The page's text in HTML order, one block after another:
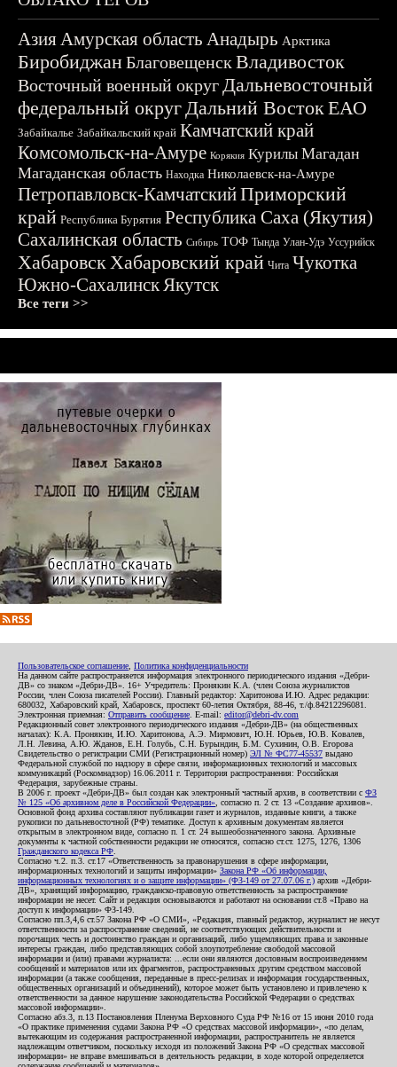
АзияАмурская область Анадырь Арктика
БиробиджанБлаговещенскВладивосток
Восточный военный округДальневосточный
федеральный округДальний ВостокЕАО
Забайкалье Забайкальский край Камчатский край
Комсомольск-на-Амуре Корякия Курилы Магадан
Магаданская область Находка Николаевск-на-Амуре
Петропавловск-КамчатскийПриморский
край Республика Бурятия Республика Саха (Якутия)
Сахалинская область Сибирь ТОФ Тында Улан-Удэ Уссурийск
ХабаровскХабаровский край Чита Чукотка
Южно-СахалинскЯкутск
Все теги >>
Пользовательское соглашение Политика конфиденциальности
На данном сайте распространяется информация электронного периодического издания «Дебри-
ДВ» со знаком «Дебри-ДВ». 16+ Учредитель: Пронякин К.А. (член Союза журналистов
России, член Союза писателей России). Главный редактор: Харитонова И.Ю. Адрес редакции:
680032, Хабаровский край, Хабаровск, проспект 60-летия Октября, 88-46, т./ф.84212296081.
Электронная приемная: Отправить сообщение . E-mail: editor@debri-dv.com
Редакционный совет электронного периодического издания «Дебри-ДВ» (на общественных
началах): К.А. Пронякин, И.Ю. Харитонова, А.Э. Мирмович, Ю.Н. Юрьев, Ю.В. Ковалев,
Л.Н. Левина, А.Ю. Жданов, Е.Н. Голубь, С.Н. Бурындин, Б.М. Сухинин, О.В. Егорова
Свидетельство о регистрации СМИ (Регистрационный номер) ЭЛ № ФС77-45537 выдано
Федеральной службой по надзору в сфере связи, информационных технологий и массовых
коммуникаций (Роскомнадзор) 16.06.2011 г. Территория распространения: Российская
Федерация, зарубежные страны.
В 2006 г. проект «Дебри-ДВ» был создан как электронный частный архив, в соответствии с ФЗ
№ 125 «Об архивном деле в Российской Федерации» , согласно п. 2 ст. 13 «Создание архивов».
Основной фонд архива составляют публикации газет и журналов, изданные книги, а также
рукописи по дальневосточной (РФ) тематике. Доступ к архивным документам является
открытым в электронном виде, согласно п. 1 ст. 24 вышеобозначенного закона. Архивные
документы к частной собственности редакции не относятся, согласно ст.ст. 1275, 1276, 1306
Гражданского кодекса РФ
Согласно ч.2. п.3. ст.17 «Ответственность за правонарушения в сфере информации,
информационных технологий и защиты информации» Закона РФ «Об информации,
информационных технологиях и о защите информации» (ФЗ-149 от 27.07.06 г.) архив «Дебри-
ДВ», хранящий информацию, гражданско-правовую ответственность за распространение
информации не несет. Сайт и редакция основываются и работают на основании ст.8 «Право на
доступ к информации» ФЗ-149.
Согласно пп.3,4,6 ст.57 Закона РФ «О СМИ», «Редакция, главный редактор, журналист не несут
ответственности за распространение сведений, не соответствующих действительности и
порочащих честь и достоинство граждан и организаций, либо ущемляющих права и законные
интересы граждан, либо представляющих собой злоупотребление свободой массовой
информации и (или) правами журналиста: ...если они являются дословным воспроизведением
сообщений и материалов или их фрагментов, распространенных другим средством массовой
информации (а также сообщения, переданные в пресс-релизах и информация государственных,
общественных организаций и объединений), которое может быть установлено и привлечено к
ответственности за данное нарушение законодательства Российской Федерации о средствах
массовой информации».
Согласно абз.3, п.13 Постановления Пленума Верховного Суда РФ №16 от 15 июня 2010 года
«О практике применения судами Закона РФ «О средствах массовой информации», «по делам,
вытекающим из содержания распространенной информации, распространитель не является
надлежащим ответчиком, поскольку исходя из положений Закона РФ «О средствах массовой
информации» не вправе вмешиваться в деятельность редакции, в ходе которой определяется